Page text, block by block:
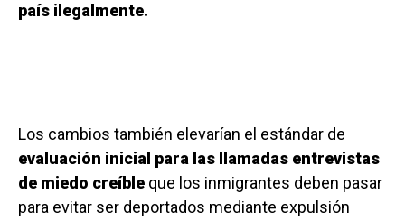
país ilegalmente.
Los cambios también elevarían el estándar de
evaluación inicial para las llamadas entrevistas
de miedo creíble que los inmigrantes deben pasar
para evitar ser deportados mediante expulsión